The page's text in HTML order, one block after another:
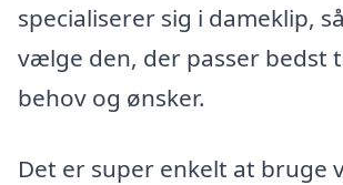
specialiserer sig i dameklip,
vælge den, der passer bedst
behov og ønsker.
Det er super enkelt at bruge